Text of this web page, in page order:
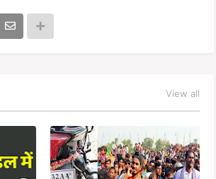
View all